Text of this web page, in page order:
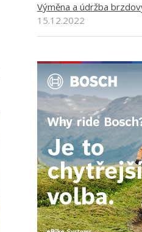
Výměna a údržba
15.12.2022